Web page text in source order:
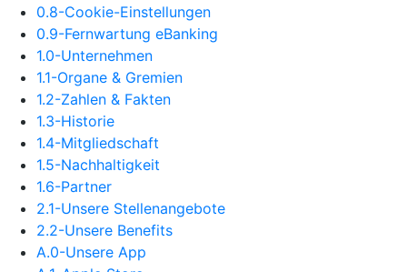
0.8-Cookie-Einstellungen
0.9-Fernwartung eBanking
1.0-Unternehmen
1.1-Organe & Gremien
1.2-Zahlen & Fakten
1.3-Historie
1.4-Mitgliedschaft
1.5-Nachhaltigkeit
1.6-Partner
2.1-Unsere Stellenangebote
2.2-Unsere Benefits
A.0-Unsere App